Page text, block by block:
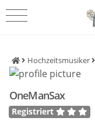
Hochzeitsmusiker
OneManSax
Registriert